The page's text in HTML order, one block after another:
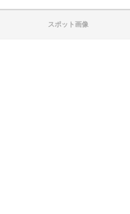
スポット画像